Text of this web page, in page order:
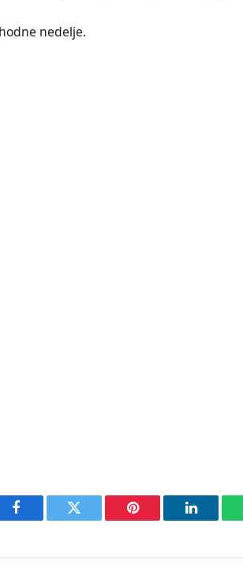
nedelje.
Facebook Twitter Pinterest LinkedIn